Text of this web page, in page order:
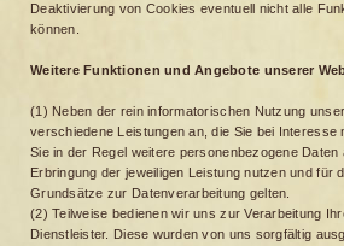
Deaktivierung von Cookies eventuell nicht alle
können.
Weitere Funktionen und Angebote unserer
(1) Neben der rein informatorischen Nutzung
verschiedene Leistungen an, die Sie bei Interesse
Sie in der Regel weitere personenbezogene Daten
Erbringung der jeweiligen Leistung nutzen und für
Grundsätze zur Datenverarbeitung gelten.
(2) Teilweise bedienen wir uns zur Verarbeitung
Dienstleister. Diese wurden von uns sorgfältig